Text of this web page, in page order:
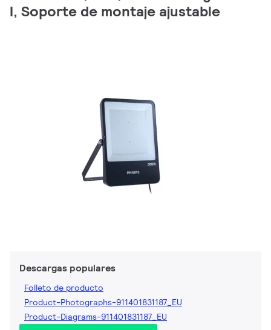
I, Soporte de montaje ajustable
Descargas populares
Folleto de producto
Product-Photographs-911401831187_EU
Product-Diagrams-911401831187_EU